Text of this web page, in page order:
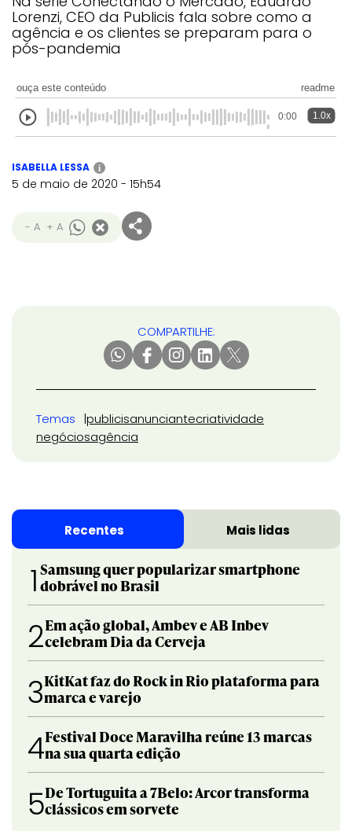
Lorenzi, CEO da Publicis fala sobre como a
agência e os clientes se preparam para o
pós-pandemia
ouça este conteúdo readme
0:00 1.0x
ISABELLA LESSA i
5 de maio de 2020 - 15h54
- A + A
COMPARTILHE:
Temas publicisanunciantecriatividade
negóciosagência
Recentes Mais lidas
1 Samsung quer popularizar smartphone
dobrável no Brasil
2Em ação global, Ambev e AB Inbev
celebram Dia da Cerveja
3KitKat faz do Rock in Rio plataforma para
marca e varejo
4Festival Doce Maravilha reúne 13 marcas
na sua quarta edição
5De Tortuguita a 7Belo: Arcor transforma
clássicos em sorvete